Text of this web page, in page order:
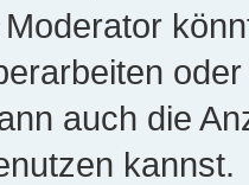
auch die
kannst.